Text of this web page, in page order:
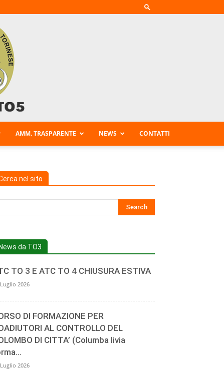
AMM. TRASPARENTE NEWS CONTATTI
nel sito
News da TO3
TO 3 E ATC TO 4 CHIUSURA ESTIVA
2026
DI FORMAZIONE PER
AL CONTROLLO DEL
DI CITTA’ (Columba livia
2026